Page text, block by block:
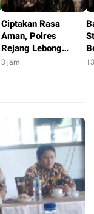
Ciptakan Rasa
Aman, Polres
Rejang Lebong
Gencarkan Patroli di
3 jam